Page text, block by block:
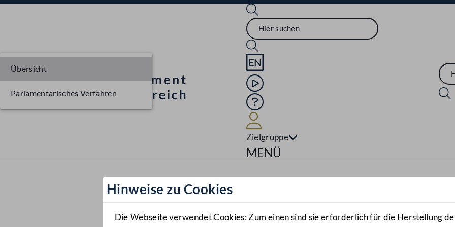
Sprache English
Mediathek
Hilfe
Zielgruppe
Navigationsmenü öffnen
MENÜ
Hinweise zu Cookies
Die Webseite verwendet Cookies: Zum einen sind sie erforderlich für die Herstellung
Übersicht
Parlamentarisches Verfahren